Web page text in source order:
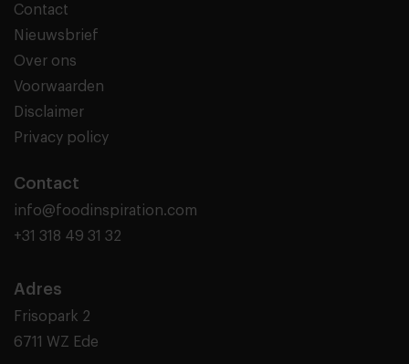
Contact
Nieuwsbrief
Over ons
Voorwaarden
Disclaimer
Privacy policy
Contact
info@foodinspiration.com
+31 318 49 31 32
Adres
Frisopark 2
6711 WZ Ede